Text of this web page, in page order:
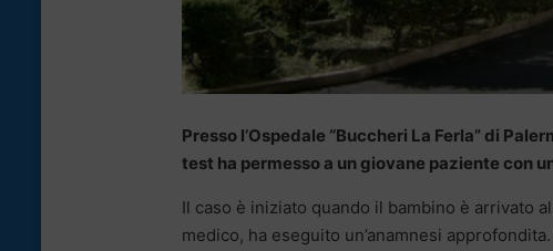
Presso l’Ospedale “Buccheri La Ferla” di
test ha permesso a un giovane paziente con
Il caso è iniziato quando il bambino è arrivato
medico, ha eseguito un’anamnesi